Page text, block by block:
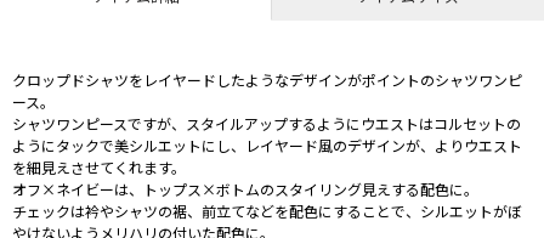
クロップドシャツをレイヤードしたようなデザインがポイントのシャツワンピ
ース。
シャツワンピースですが、スタイルアップするようにウエストはコルセットの
ようにタックで美シルエットにし、レイヤード風のデザインが、よりウエスト
を細見えさせてくれます。
オフ×ネイビーは、トップス×ボトムのスタイリング見えする配色に。
チェックは衿やシャツの裾、前立てなどを配色にすることで、シルエットがぼ
やけないようメリハリの付いた配色に。